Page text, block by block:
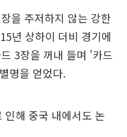
을 주저하지 않는 강한
년 상하이 더비 경기에
3장을 꺼내 들며 '카드
명을 얻었다.
인해 중국 내에서도 논